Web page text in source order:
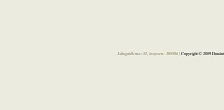
Látogatók ma: 52, összesen: 308506 |Copyright © 2009